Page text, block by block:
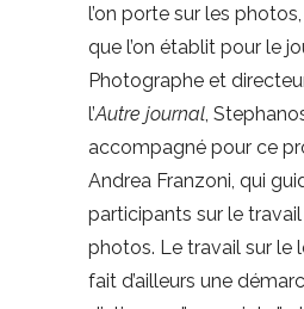
l’on porte sur les
que l’on établit pour le
Photographe et
l’Autre journal,
accompagné pour ce
Andrea Franzoni, qui
participants sur le travail
photos. Le travail sur le
fait d’ailleurs une